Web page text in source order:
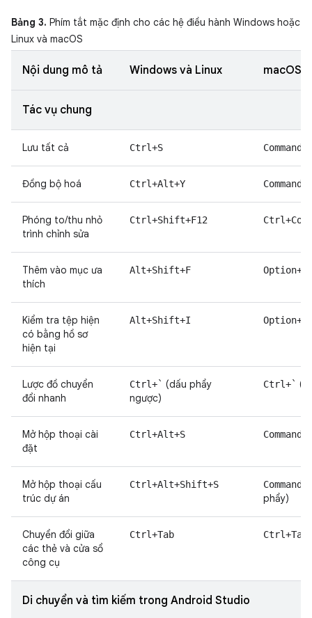
Bảng 3. Phím tắt mặc định cho các hệ điều hành Windows hoặc
Linux và macOS
Nội dung mô tả Windows và Linux macOS
Tác vụ chung
Lưu tất cả Ctrl+S
Đồng bộ hoá Ctrl+Alt+Y
Phóng to/thu nhỏ
trình chỉnh sửa
Ctrl+Shift+F12
Thêm vào mục ưa
thích
Alt+Shift+F
Kiểm tra tệp hiện
có bằng hồ sơ
hiện tại
Alt+Shift+I
Lược đồ chuyển
đổi nhanh
Ctrl+` (dấu phẩy
ngược)
Ctrl+`
Mở hộp thoại cài
đặt
Ctrl+Alt+S
Mở hộp thoại cấu
trúc dự án
Ctrl+Alt+Shift+S
phẩy)
Chuyển đổi giữa
các thẻ và cửa sổ
công cụ
Ctrl+Tab Ctrl+Tab
Di chuyển và tìm kiếm trong Android Studio